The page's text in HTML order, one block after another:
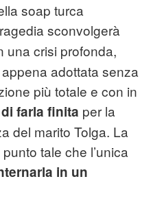
soap turca
sconvolgerà
una crisi profonda,
adottata senza
più totale e con in
di farla finita per la
del marito Tolga. La
tale che l’unica
in un